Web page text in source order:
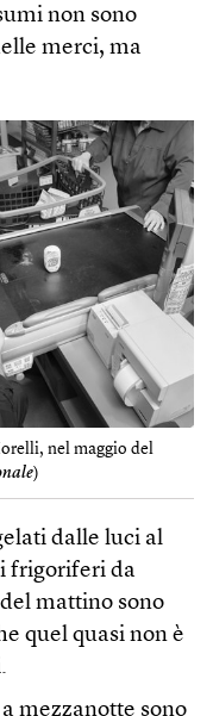
non sono
merci, ma
nel maggio del
)
dalle luci al
frigoriferi da
mattino sono
quel quasi non è
mezzanotte sono